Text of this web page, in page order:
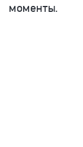
моменты.